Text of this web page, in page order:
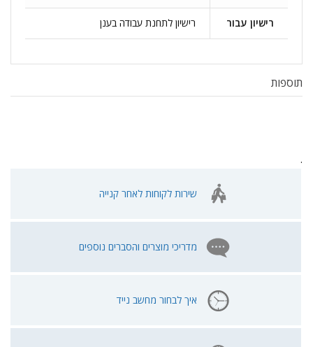
רישיון עבור רישיון לתחנת עבודה בענן
תוספות
.
שירות לקוחות לאחר קנייה
מדריכי מוצרים והסברים נוספים
איך לבחור מחשב נייד